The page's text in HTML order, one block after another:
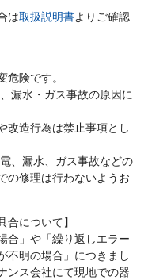
は取扱説明書よりご確認
険です。
漏水・ガス事故の原因に
造行為は禁止事項とし
、漏水、ガス事故などの
の修理は行わないようお
合について】
合」や「繰り返しエラー
不明の場合」につきまし
ンス会社にて現地での器